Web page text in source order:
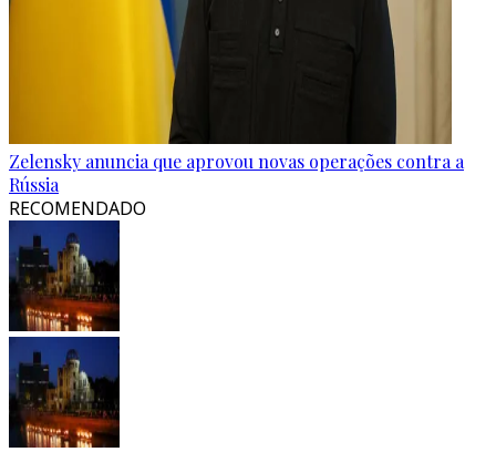
Zelensky anuncia que aprovou novas operações contra a
Rússia
RECOMENDADO